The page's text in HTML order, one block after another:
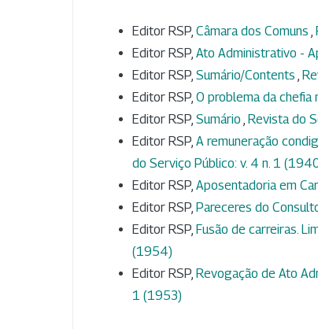
Editor RSP, Câmara dos Comuns ,
Editor RSP, Ato Administrativo -
Editor RSP, Sumário/Contents ,
Editor RSP, O problema da chefia
Editor RSP, Sumário , Revista do
Editor RSP, A remuneração
do Serviço Público: v. 4 n. 1
Editor RSP, Aposentadoria em
Editor RSP, Pareceres do
Editor RSP, Fusão de carreiras.
(1954)
Editor RSP, Revogação de Ato
1 (1953)